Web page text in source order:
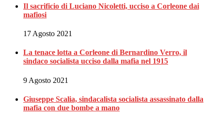
Il sacrificio di Luciano Nicoletti, ucciso a Corleone dai
mafiosi
17 Agosto 2021
La tenace lotta a Corleone di Bernardino Verro, il
sindaco socialista ucciso dalla mafia nel 1915
9 Agosto 2021
Giuseppe Scalia, sindacalista socialista assassinato dalla
mafia con due bombe a mano